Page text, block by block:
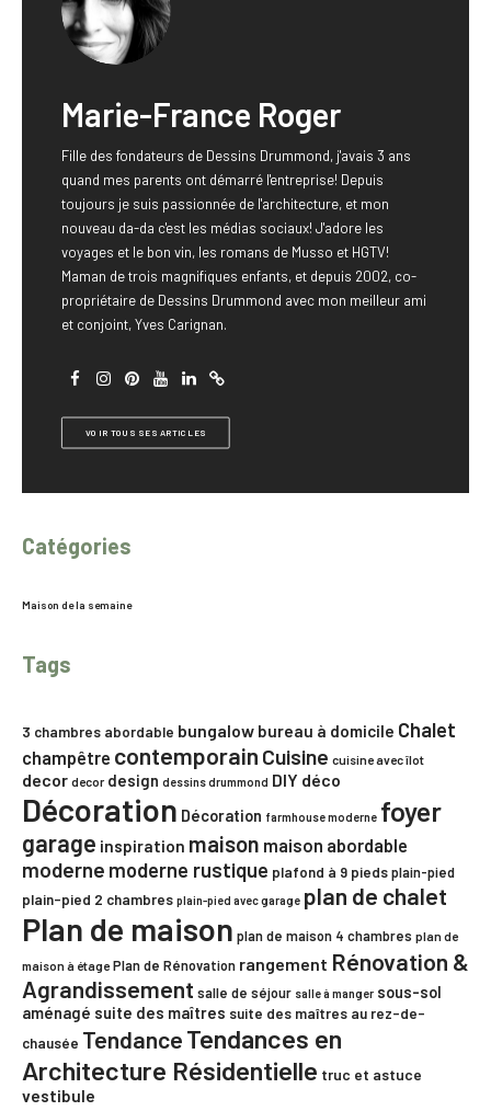
Marie-France Roger
Fille des fondateurs de Dessins Drummond, j'avais 3 ans
quand mes parents ont démarré l'entreprise! Depuis
toujours je suis passionnée de l'architecture, et mon
nouveau da-da c'est les médias sociaux! J'adore les
voyages et le bon vin, les romans de Musso et HGTV!
Maman de trois magnifiques enfants, et depuis 2002, co-
propriétaire de Dessins Drummond avec mon meilleur ami
et conjoint, Yves Carignan.
VOIR TOUS SES ARTICLES
Catégories
Maison de la semaine
Tags
3 chambres abordable bungalow bureau à domicile Chalet
champêtre contemporain Cuisine cuisine avec îlot
decor decor design dessins drummond DIY déco
Décoration Décoration farmhouse moderne foyer
garage inspiration maison maison abordable
moderne moderne rustique plafond à 9 piedsplain-pied
plain-pied 2 chambres plain-pied avec garage plan de chalet
Plan de maison plan de maison 4 chambres plan de
maison à étage Plan de Rénovation rangement Rénovation &
Agrandissement salle de séjour salle à manger sous-sol
aménagé suite des maîtres suite des maîtres au rez-de-
chausée Tendance Tendances en
Architecture Résidentielle truc et astuce
vestibule